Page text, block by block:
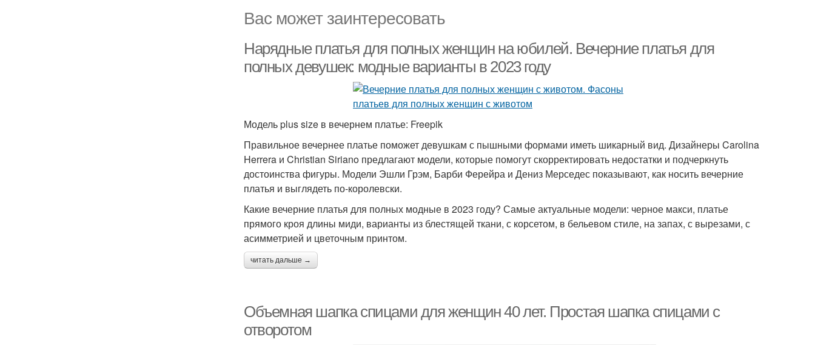
Вас может заинтересовать
Нарядные платья для полных женщин на юбилей. Вечерние платья для
полных девушек: модные варианты в 2023 году
Модель plus size в вечернем платье: Freepik
Правильное вечернее платье поможет девушкам с пышными формами иметь шикарный вид. Дизайнеры Carolina
Herrera и Christian Siriano предлагают модели, которые помогут скорректировать недостатки и подчеркнуть
достоинства фигуры. Модели Эшли Грэм, Барби Ферейра и Дениз Мерседес показывают, как носить вечерние
платья и выглядеть по-королевски.
Какие вечерние платья для полных модные в 2023 году? Самые актуальные модели: черное макси, платье
прямого кроя длины миди, варианты из блестящей ткани, с корсетом, в бельевом стиле, на запах, с вырезами, с
асимметрией и цветочным принтом.
читать дальше →
Объемная шапка спицами для женщин 40 лет. Простая шапка спицами с
отворотом